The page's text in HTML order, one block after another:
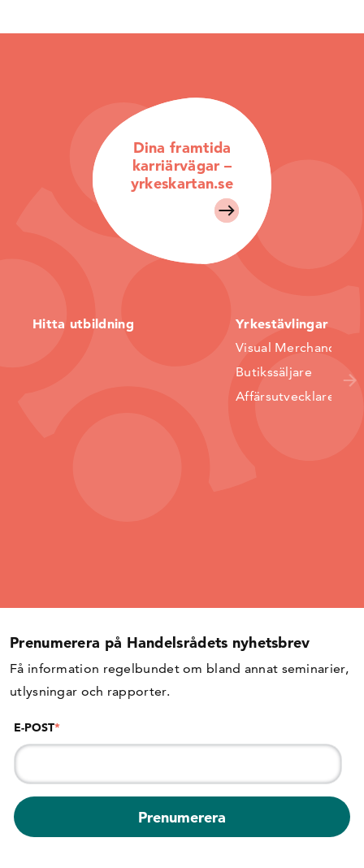
Dina framtida
karriärvägar –
yrkeskartan.se
Hitta utbildning Yrkestävlingar
Visual Merchandiser
Butikssäljare
Affärsutvecklare
Prenumerera på Handelsrådets nyhetsbrev
Få information regelbundet om bland annat seminarier,
utlysningar och rapporter.
E-POST*